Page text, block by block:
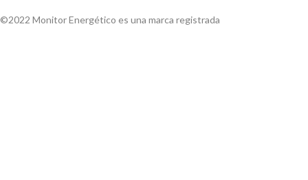
©2022 Monitor Energético es una marca registrada